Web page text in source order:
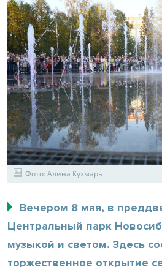
Фото: Алина Кухмарь
Вечером 8 мая, в
Центральный парк
музыкой и светом. Здесь
торжественное открытие